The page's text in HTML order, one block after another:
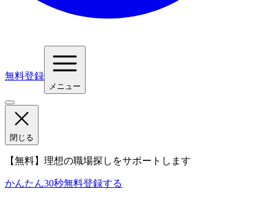
無料登録
メニュー
閉じる
【無料】理想の職場探しをサポートします
かんたん30秒無料登録する